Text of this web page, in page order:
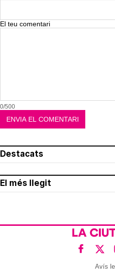
El teu comentari
0/500
Destacats
El més llegit
Avís